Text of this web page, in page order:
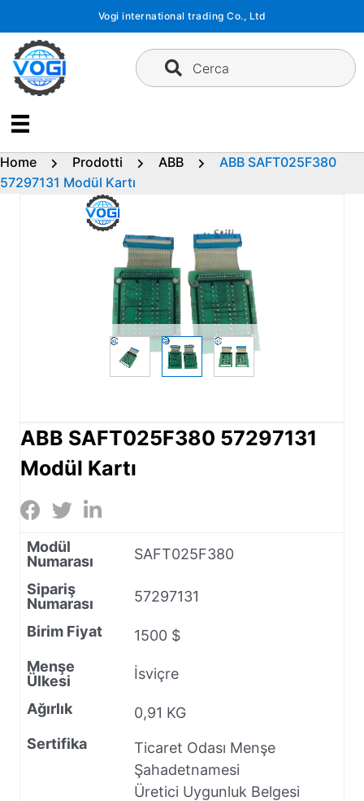
contenuto
Vogi international trading Co., Ltd
Cerca
Home Prodotti ABB
ABB SAFT025F380
57297131 Modül Kartı
ABB SAFT025F380 57297131
Modül Kartı
Modül
Numarası
SAFT025F380
Sipariş
Numarası
57297131
Birim Fiyat
1500 $
Menşe
Ülkesi
İsviçre
Ağırlık
0,91 KG
Sertifika
Ticaret Odası Menşe
Şahadetnamesi
Üretici Uygunluk Belgesi